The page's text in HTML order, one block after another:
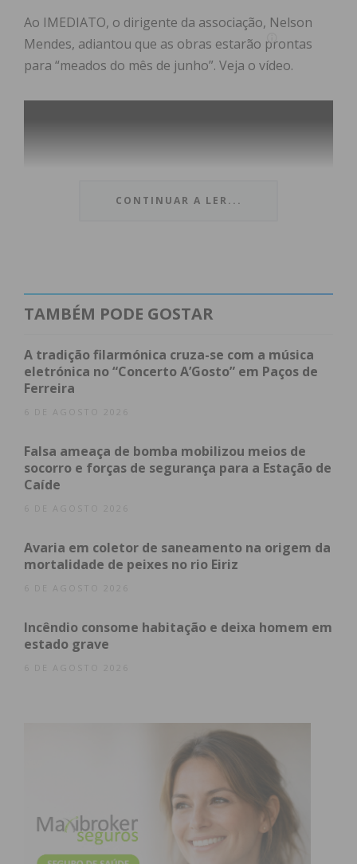
Ao IMEDIATO, o dirigente da associação, Nelson
Mendes, adiantou que as obras estarão prontas
para “meados do mês de junho”. Veja o vídeo.
Imediato
Assine nossa newsletter por e-mail e
atualizada.
Eu li e concordo com ostermos e
condições
CONTINUAR A LER...
TAMBÉM PODE GOSTAR
A tradição filarmónica cruza-se com a música
eletrónica no “Concerto A’Gosto” em Paços de
Ferreira
6 DE AGOSTO 2026
Falsa ameaça de bomba mobilizou meios de
socorro e forças de segurança para a Estação de
Caíde
6 DE AGOSTO 2026
Avaria em coletor de saneamento na origem da
mortalidade de peixes no rio Eiriz
6 DE AGOSTO 2026
Incêndio consome habitação e deixa homem em
estado grave
6 DE AGOSTO 2026